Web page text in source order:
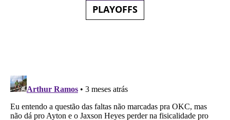
PLAYOFFS